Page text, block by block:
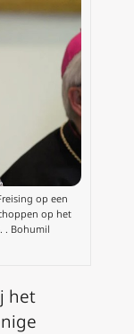
op een
op het
. Bohumil
het